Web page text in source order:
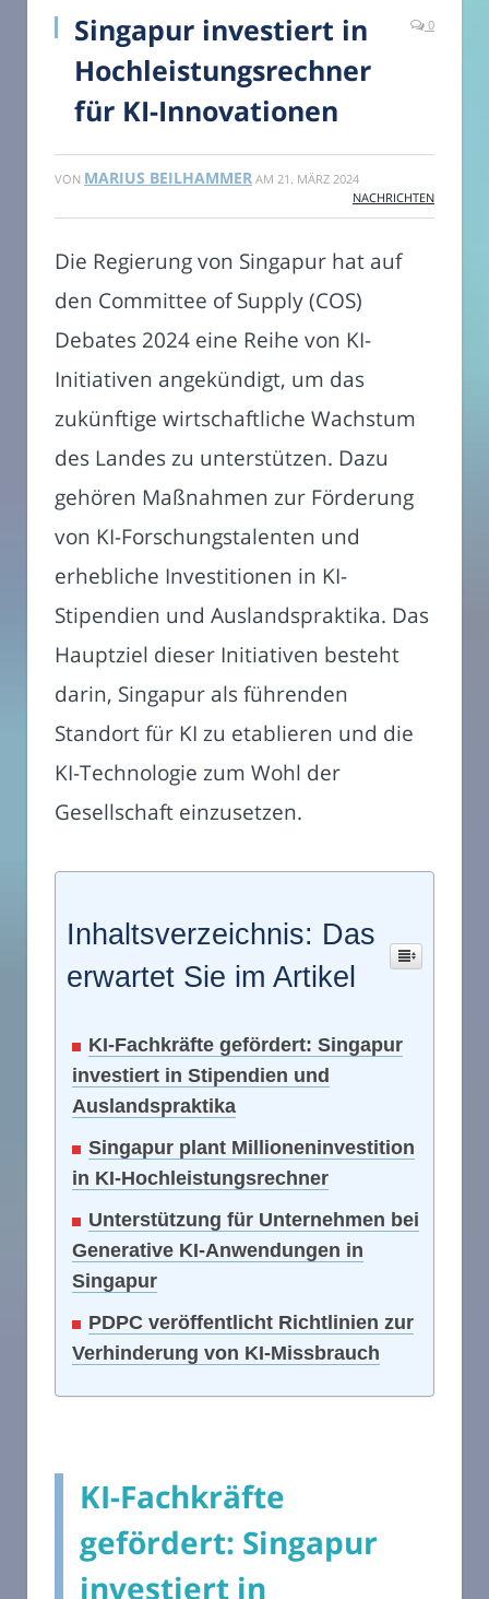
Singapur investiert in
Hochleistungsrechner
für KI-Innovationen
0
VON MARIUS BEILHAMMER AM 21. MÄRZ 2024
NACHRICHTEN
Die Regierung von Singapur hat auf
den Committee of Supply (COS)
Debates 2024 eine Reihe von KI-
Initiativen angekündigt, um das
zukünftige wirtschaftliche Wachstum
des Landes zu unterstützen. Dazu
gehören Maßnahmen zur Förderung
von KI-Forschungstalenten und
erhebliche Investitionen in KI-
Stipendien und Auslandspraktika. Das
Hauptziel dieser Initiativen besteht
darin, Singapur als führenden
Standort für KI zu etablieren und die
KI-Technologie zum Wohl der
Gesellschaft einzusetzen.
Inhaltsverzeichnis: Das
erwartet Sie im Artikel
KI-Fachkräfte gefördert: Singapur
investiert in Stipendien und
Auslandspraktika
Singapur plant Millioneninvestition
in KI-Hochleistungsrechner
Unterstützung für Unternehmen bei
Generative KI-Anwendungen in
Singapur
PDPC veröffentlicht Richtlinien zur
Verhinderung von KI-Missbrauch
KI-Fachkräfte
gefördert: Singapur
investiert in